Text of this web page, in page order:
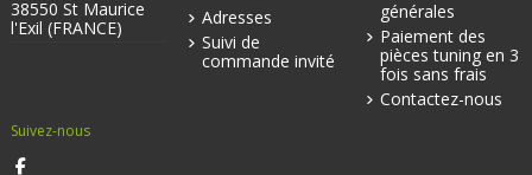
38550 St Maurice
l'Exil (FRANCE)
Adresses
Suivi de
commande invité
générales
Paiement des
pièces tuning en 3
fois sans frais
Contactez-nous
Suivez-nous